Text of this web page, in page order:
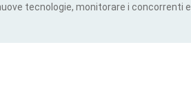
tecnologie, monitorare i concorrenti e